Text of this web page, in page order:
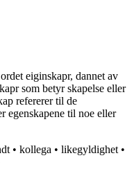
eiginskapr, dannet av
som betyr skapelse eller
refererer til de
egenskapene til noe eller
• kollega • likegyldighet •